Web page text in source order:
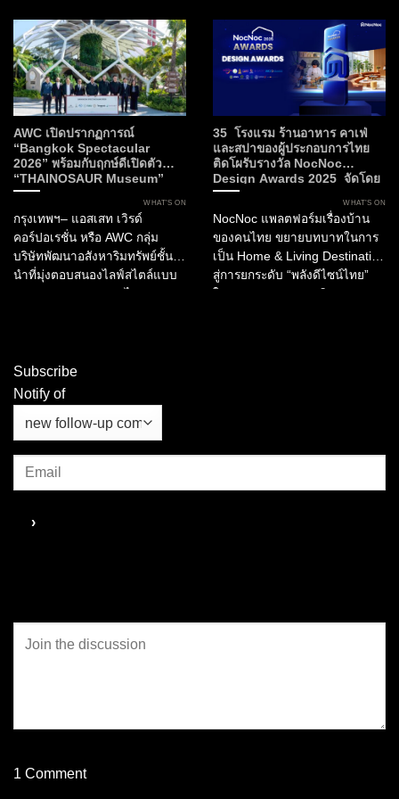
ของกรุงเทพมหานคร นี่คือการก
ลับมาอย่างยิ่งใหญ่ของ The
Matcha Party 2.0 ที่...
Flame ถ่ายทอดพลัง...
AWC เปิดปรากฏการณ์
“Bangkok Spectacular
2026” พร้อมกับฤกษ์ดีเปิดตัว
“THAINOSAUR Museum”
เพื่อมอบประสบการณ์ใหม่แห่ง
ศิลปะ วัฒนธรรม และการเรียนรู้สู่
กรุงเทพฯ
WHAT’S ON
กรุงเทพฯ– แอสเสท เวิรด์
คอร์ปอเรชั่น หรือ AWC กลุ่ม
บริษัทพัฒนาอสังหาริมทรัพย์ชั้น
นำที่มุ่งตอบสนองไลฟ์สไตล์แบบ
35 โรงแรม ร้านอาหาร คาเฟ่
และสปาของผู้ประกอบการไทย
ติดโผรับรางวัล NocNoc
Design Awards 2025 จัดโดย
NocNoc และบิ๊กภาครัฐ ผลักดัน
“พลังดีไซน์” สร้างมูลค่าให้
อุตสาหกรรมการบริการและการ
ท่องเที่ยวไทย
WHAT’S ON
NocNoc แพลตฟอร์มเรื่องบ้าน
ของคนไทย ขยายบทบาทในการ
เป็น Home & Living Destination
สู่การยกระดับ “พลังดีไซน์ไทย”
Subscribe
Notify of
1 Comment